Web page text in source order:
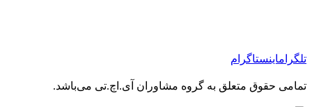
تلگراماینستاگرام
تمامی حقوق متعلق به گروه مشاوران آی.اچ.تی می‌باشد.